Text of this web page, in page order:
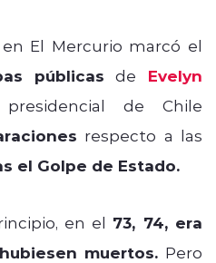
en El Mercurio marcó el
públicas de
Evelyn
de Chile
respecto a las
el Golpe de Estado.
en el 73, 74, era
muertos. Pero